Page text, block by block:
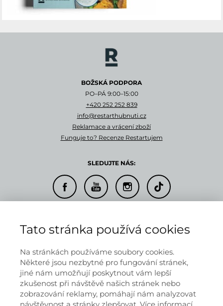
BOŽSKÁ PODPORA
PO–PÁ 9:00–15:00
+420 252 252 839
info@restarthubnuti.cz
Reklamace a vrácení zboží
Funguje to? Recenze Restartujem
SLEDUJTE NÁS:
Doprava a platba
Obchodní podmínky
Ochrana osobních údajů
Informace na těchto stránkách nenahrazují v žádném případě
Tato stránka používá cookies
Na stránkách používáme soubory cookies.
Některé jsou nezbytné pro fungování stránek,
jiné nám umožňují poskytnout vám lepší
zkušenost při návštěvě našich stránek nebo
zobrazování reklamy, pomáhají nám analyzovat